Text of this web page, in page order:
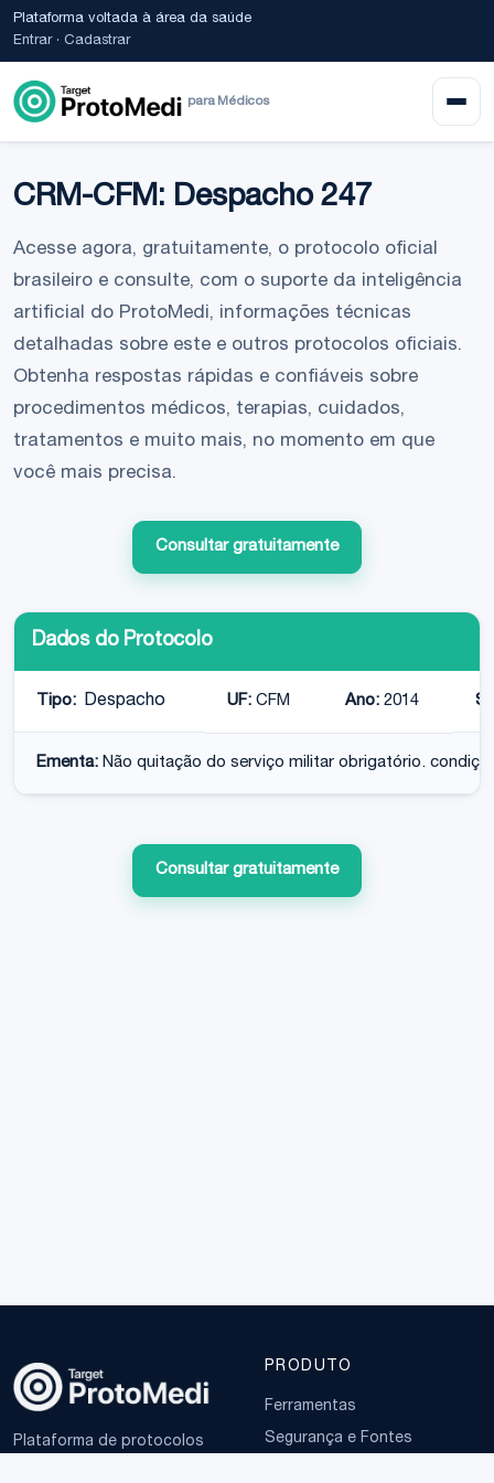
Plataforma voltada à área da saúde
Entrar· Cadastrar
para Médicos
CRM-CFM: Despacho 247
Acesse agora, gratuitamente, o protocolo oficial
brasileiro e consulte, com o suporte da inteligência
artificial do ProtoMedi, informações técnicas
detalhadas sobre este e outros protocolos oficiais.
Obtenha respostas rápidas e confiáveis sobre
procedimentos médicos, terapias, cuidados,
tratamentos e muito mais, no momento em que
você mais precisa.
Consultar gratuitamente
Dados do Protocolo
Tipo: Despacho UF: CFM Ano: 2014
Ementa: Não quitação do serviço militar obrigatório.
Consultar gratuitamente
Plataforma de protocolos
PRODUTO
Ferramentas
Segurança e Fontes